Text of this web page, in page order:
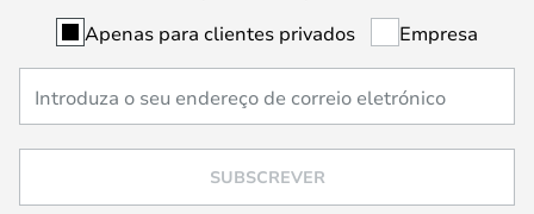
Apenas para clientes privados Empresa
SUBSCREVER